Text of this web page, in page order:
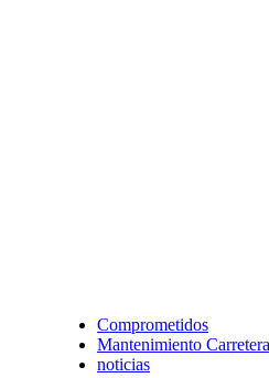
Comprometidos
Mantenimiento
noticias